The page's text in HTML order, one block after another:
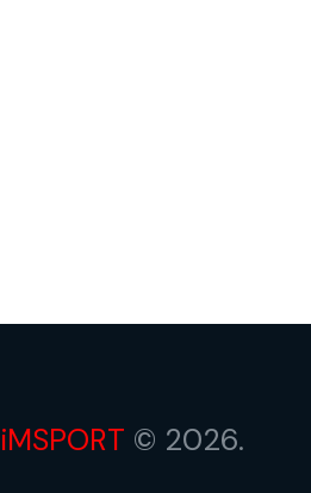
iMSPORT © 2026.